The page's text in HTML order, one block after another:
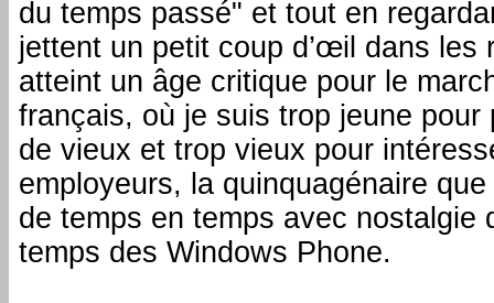
du temps passé" et tout en
jettent un petit coup d’œil dans les
atteint un âge critique pour le
français, où je suis trop jeune pour
de vieux et trop vieux pour
employeurs, la quinquagénaire
de temps en temps avec nostalgie
temps des Windows Phone.